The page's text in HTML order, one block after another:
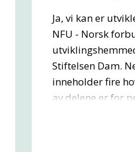
Ja, vi kan er
NFU - Norsk
Stiftelsen Dam.
inneholder fire
av delene er for